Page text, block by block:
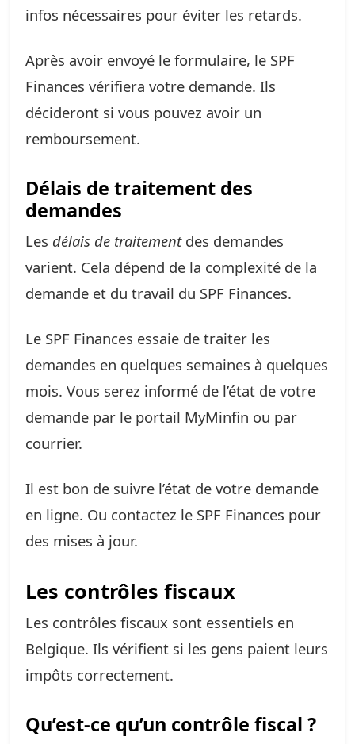
infos nécessaires pour éviter les retards.
Après avoir envoyé le formulaire, le SPF
Finances vérifiera votre demande. Ils
décideront si vous pouvez avoir un
remboursement.
Délais de traitement des
demandes
Les délais de traitementdes demandes
varient. Cela dépend de la complexité de la
demande et du travail du SPF Finances.
Le SPF Finances essaie de traiter les
demandes en quelques semaines à quelques
mois. Vous serez informé de l’état de votre
demande par le portail MyMinfin ou par
courrier.
Il est bon de suivre l’état de votre demande
en ligne. Ou contactez le SPF Finances pour
des mises à jour.
Les contrôles fiscaux
Les contrôles fiscaux sont essentiels en
Belgique. Ils vérifient si les gens paient leurs
impôts correctement.
Qu’est-ce qu’un contrôle fiscal ?